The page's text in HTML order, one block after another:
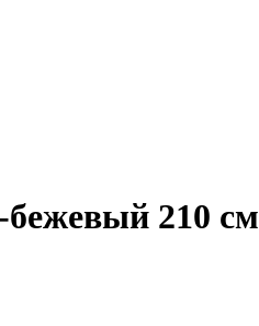
210 см